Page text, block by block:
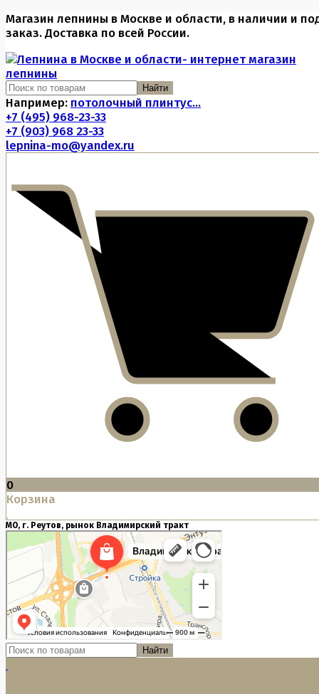
Магазин лепнины в Москве и области, в наличии и
заказ. Доставка по всей России.
Найти
Например: потолочный плинтус...
+7 (495) 968-23-33
+7 (903) 968 23-33
lepnina-mo@yandex.ru
0
Корзина
МО, г. Реутов, рынок Владимирский тракт
Найти